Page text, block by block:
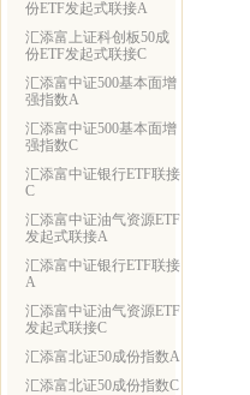
份ETF发起式联接A
汇添富上证科创板50成
份ETF发起式联接C
汇添富中证500基本面增
强指数A
汇添富中证500基本面增
强指数C
汇添富中证银行ETF联接
C
汇添富中证油气资源ETF
发起式联接A
汇添富中证银行ETF联接
A
汇添富中证油气资源ETF
发起式联接C
汇添富北证50成份指数A
汇添富北证50成份指数C